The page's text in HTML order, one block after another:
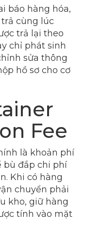
báo hàng hóa,
cùng lúc
trả lại theo
chỉ phát sinh
sửa thông
hồ sơ cho cơ
Fee
là khoản phí
bù đắp chi phí
Khi có hàng
chuyển phải
kho, giữ hàng
tính vào mặt